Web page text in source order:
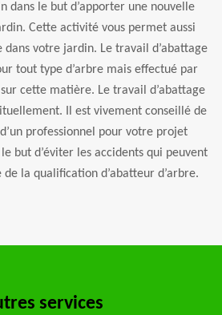
dans le but d’apporter une nouvelle
Cette activité vous permet aussi
dans votre jardin. Le travail d’abattage
tout type d’arbre mais effectué par
cette matière. Le travail d’abattage
Il est vivement conseillé de
professionnel pour votre projet
le but d’éviter les accidents qui peuvent
de la qualification d’abatteur d’arbre.
services